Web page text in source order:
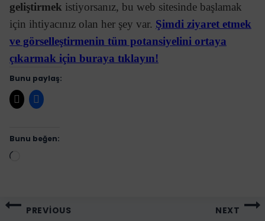
geliştirmek istiyorsanız, bu web sitesinde başlamak
için ihtiyacınız olan her şey var. Şimdi ziyaret etmek
ve görselleştirmenin tüm potansiyelini ortaya
çıkarmak için buraya tıklayın!
Bunu paylaş:
Bunu beğen:
YazıPREVIOUS NEXT